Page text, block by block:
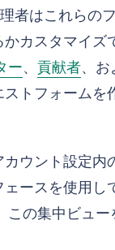
者はこれらの
カスタマイズ
ー、 貢献者、お
トフォームを
ウント設定内
ースを使用し
この集中ビュー